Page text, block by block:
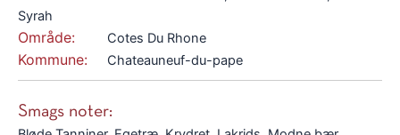
Syrah
Område: Cotes Du Rhone
Kommune: Chateauneuf-du-pape
Smags noter: